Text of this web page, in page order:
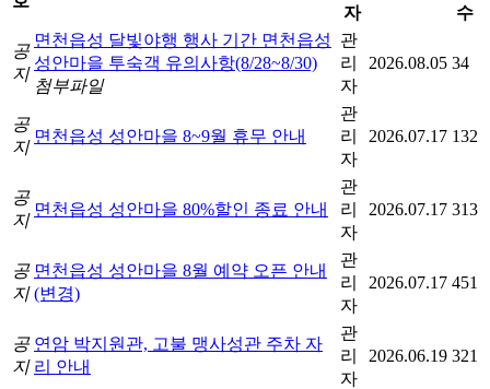
자
수
공
지
면천읍성 달빛야행 행사 기간 면천읍성
성안마을 투숙객 유의사항(8/28~8/30)
첨부파일
관
리
자
2026.08.05 34
공
지
면천읍성 성안마을 8~9월 휴무 안내
관
리
자
2026.07.17 132
공
지
면천읍성 성안마을 80%할인 종료 안내
관
리
자
2026.07.17 313
공
지
면천읍성 성안마을 8월 예약 오픈 안내
(변경)
관
리
자
2026.07.17 451
공
지
연암 박지원관, 고불 맹사성관 주차 자
리 안내
관
리
자
2026.06.19 321